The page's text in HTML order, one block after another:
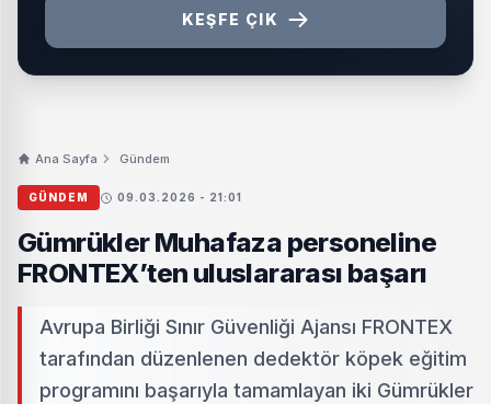
KEŞFE ÇIK
Ana Sayfa Gündem
GÜNDEM 09.03.2026 - 21:01
Gümrükler Muhafaza personeline
FRONTEX’ten uluslararası başarı
Avrupa Birliği Sınır Güvenliği Ajansı FRONTEX
tarafından düzenlenen dedektör köpek eğitim
programını başarıyla tamamlayan iki Gümrükler